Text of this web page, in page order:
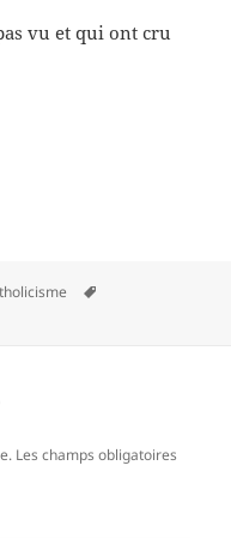
vu et qui ont cru
Les champs obligatoires